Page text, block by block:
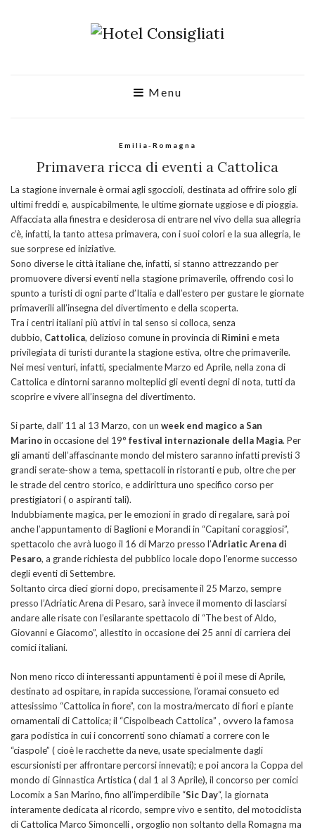
Menu
Emilia-Romagna
Primavera ricca di eventi a Cattolica
La stagione invernale è ormai agli sgoccioli, destinata ad offrire solo gli
ultimi freddi e, auspicabilmente, le ultime giornate uggiose e di pioggia.
Affacciata alla finestra e desiderosa di entrare nel vivo della sua allegria
c’è, infatti, la tanto attesa primavera, con i suoi colori e la sua allegria, le
sue sorprese ed iniziative.
Sono diverse le città italiane che, infatti, si stanno attrezzando per
promuovere diversi eventi nella stagione primaverile, offrendo così lo
spunto a turisti di ogni parte d’Italia e dall’estero per gustare le giornate
primaverili all’insegna del divertimento e della scoperta.
Tra i centri italiani più attivi in tal senso si colloca, senza
dubbio, Cattolica, delizioso comune in provincia di Rimini e meta
privilegiata di turisti durante la stagione estiva, oltre che primaverile.
Nei mesi venturi, infatti, specialmente Marzo ed Aprile, nella zona di
Cattolica e dintorni saranno molteplici gli eventi degni di nota, tutti da
scoprire e vivere all’insegna del divertimento.
Si parte, dall’ 11 al 13 Marzo, con un week end magico a San
Marinoin occasione del 19° festival internazionale della Magia. Per
gli amanti dell’affascinante mondo del mistero saranno infatti previsti 3
grandi serate-show a tema, spettacoli in ristoranti e pub, oltre che per
le strade del centro storico, e addirittura uno specifico corso per
prestigiatori ( o aspiranti tali).
Indubbiamente magica, per le emozioni in grado di regalare, sarà poi
anche l’appuntamento di Baglioni e Morandi in “Capitani coraggiosi”,
spettacolo che avrà luogo il 16 di Marzo presso l’Adriatic Arena di
Pesaro, a grande richiesta del pubblico locale dopo l’enorme successo
degli eventi di Settembre.
Soltanto circa dieci giorni dopo, precisamente il 25 Marzo, sempre
presso l’Adriatic Arena di Pesaro, sarà invece il momento di lasciarsi
andare alle risate con l’esilarante spettacolo di “The best of Aldo,
Giovanni e Giacomo”, allestito in occasione dei 25 anni di carriera dei
comici italiani.
Non meno ricco di interessanti appuntamenti è poi il mese di Aprile,
destinato ad ospitare, in rapida successione, l’oramai consueto ed
attesissimo “Cattolica in fiore”, con la mostra/mercato di fiori e piante
ornamentali di Cattolica; il “Cispolbeach Cattolica” , ovvero la famosa
gara podistica in cui i concorrenti sono chiamati a correre con le
“ciaspole” ( cioè le racchette da neve, usate specialmente dagli
escursionisti per affrontare percorsi innevati); e poi ancora la Coppa del
mondo di Ginnastica Artistica ( dal 1 al 3 Aprile), il concorso per comici
Locomix a San Marino, fino all’imperdibile “Sic Day“, la giornata
interamente dedicata al ricordo, sempre vivo e sentito, del motociclista
di Cattolica Marco Simoncelli , orgoglio non soltanto della Romagna ma